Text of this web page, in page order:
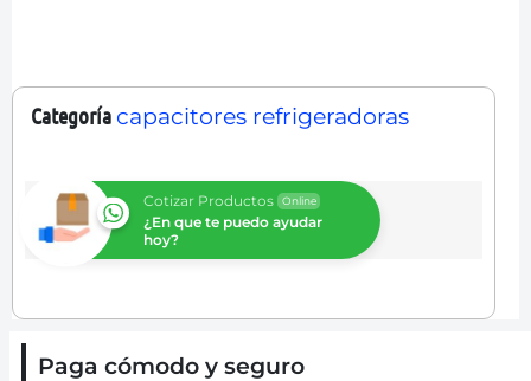
Categoría capacitores refrigeradoras
Cotizar Productos Online
¿En que te puedo ayudar
hoy?
Paga cómodo y seguro